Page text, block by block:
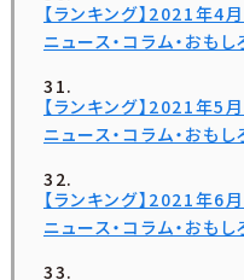
【ランキング】2021年4
ニュース・コラム・おもし
【ランキング】2021年5
ニュース・コラム・おもし
【ランキング】2021年6
ニュース・コラム・おもし